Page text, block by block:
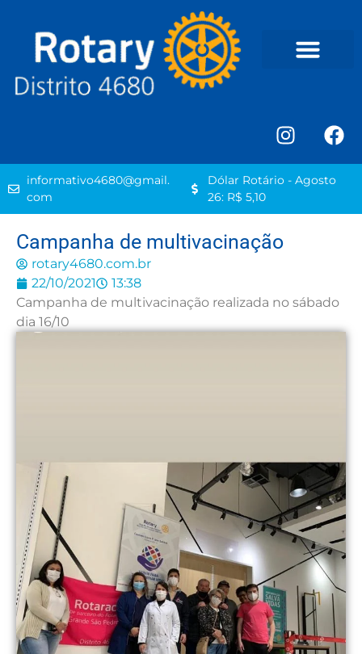
informativo4680@gmail.
com
Dólar Rotário - Agosto
26: R$ 5,10
Campanha de multivacinação
rotary4680.com.br
22/10/2021
13:38
Campanha de multivacinação realizada no sábado
dia 16/10